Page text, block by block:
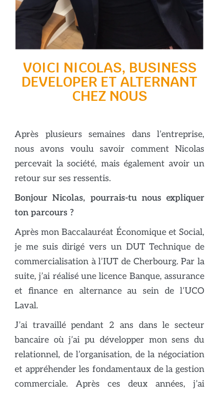
VOICI NICOLAS, BUSINESS
DEVELOPER ET ALTERNANT
CHEZ NOUS
Après plusieurs semaines dans l’entreprise,
nous avons voulu savoir comment Nicolas
percevait la société, mais également avoir un
retour sur ses ressentis.
Bonjour Nicolas, pourrais-tu nous expliquer
ton parcours ?
Après mon Baccalauréat Économique et Social,
je me suis dirigé vers un DUT Technique de
commercialisation à l’IUT de Cherbourg. Par la
suite, j’ai réalisé une licence Banque, assurance
et finance en alternance au sein de l’UCO
Laval.
J’ai travaillé pendant 2 ans dans le secteur
bancaire où j’ai pu développer mon sens du
relationnel, de l’organisation, de la négociation
et appréhender les fondamentaux de la gestion
commerciale. Après ces deux années, j’ai